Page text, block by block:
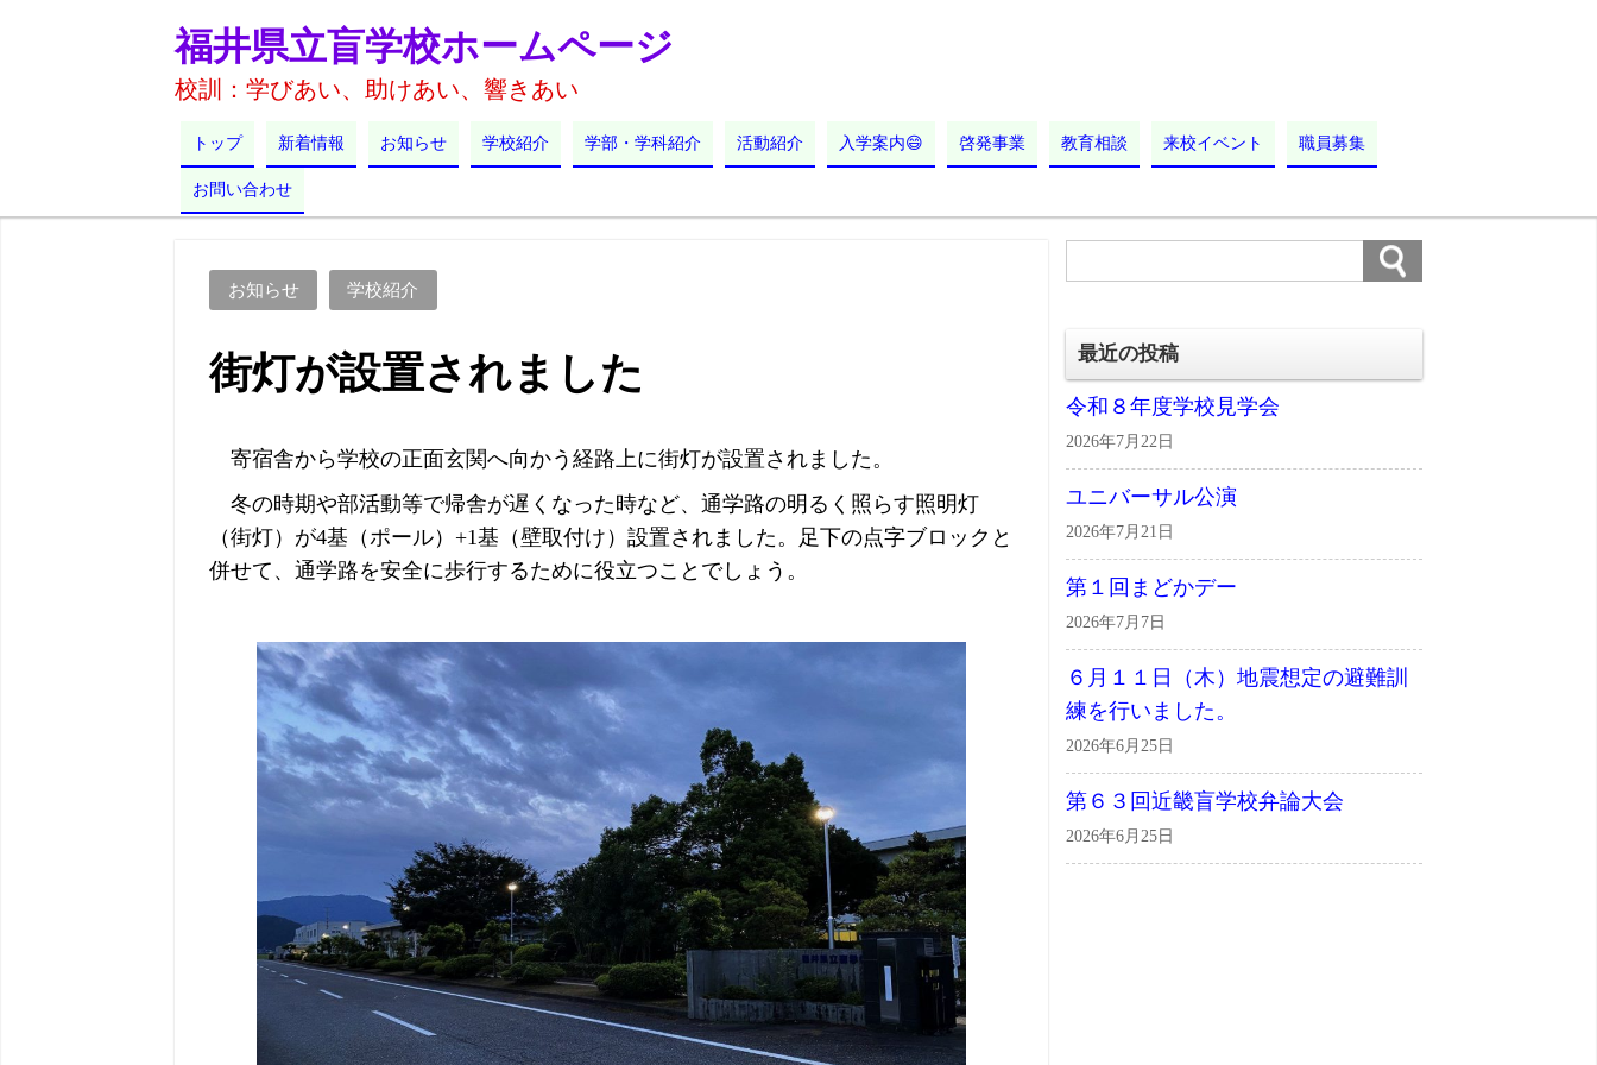
福井県立盲学校ホームページ
校訓：学びあい、助けあい、響きあい
トップ 新着情報 お知らせ 学校紹介 学部・学科紹介 活動紹介 入学案内😄 啓発事業 教育相談 来校イベント 職員募集
お問い合わせ
お知らせ 学校紹介
街灯が設置されました
寄宿舎から学校の正面玄関へ向かう経路上に街灯が設置されました。
冬の時期や部活動等で帰舎が遅くなった時など、通学路の明るく照らす照明灯
（街灯）が4基（ポール）+1基（壁取付け）設置されました。足下の点字ブロックと
併せて、通学路を安全に歩行するために役立つことでしょう。
最近の投稿
令和８年度学校見学会
2026年7月22日
ユニバーサル公演
2026年7月21日
第１回まどかデー
2026年7月7日
６月１１日（木）地震想定の避難訓
練を行いました。
2026年6月25日
第６３回近畿盲学校弁論大会
2026年6月25日